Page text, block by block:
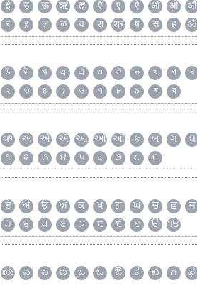
ई उ ऊ ऋ ऌ ऍ ए ऐ ऑ ओ औ
र ऱ ल ळ व श श्र ष स ह ॐ
উ ঊ ঋ এ ঐ ও ঔ ক খ গ ঘ
২ ৩ ৪ ৫ ৬ ৭ ৮ ৯ ৰ ৱ
ઋ ઍ એ ઐ ઑ ઓ ઔ ક ખ ગ ઘ
૧ ૨ ૩ ૪ ૫ ૬ ૭ ૮ ૯
ਏ ਐ ਓ ਔ ਕ ਖ ਗ ਘ ਚ ਛ ਜ
੩ ੪ ੫ ੬ ੭ ੮ ੯ ੲ ੳ ੴ
ಋ ಎ ಏ ಐ ಒ ಓ ಔ ಕ ಖ ಗ ಘ